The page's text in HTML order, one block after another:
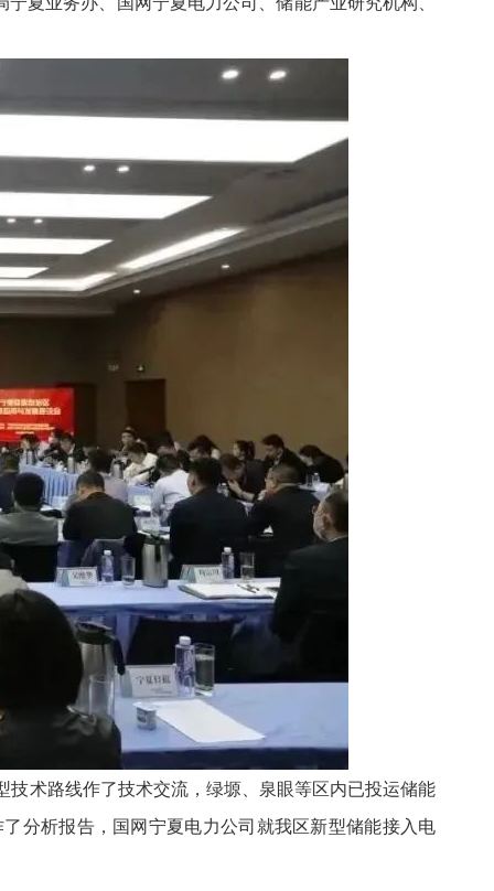
术路线作了技术交流，绿塬、泉眼等区内已投运储能
分析报告，国网宁夏电力公司就我区新型储能接入电